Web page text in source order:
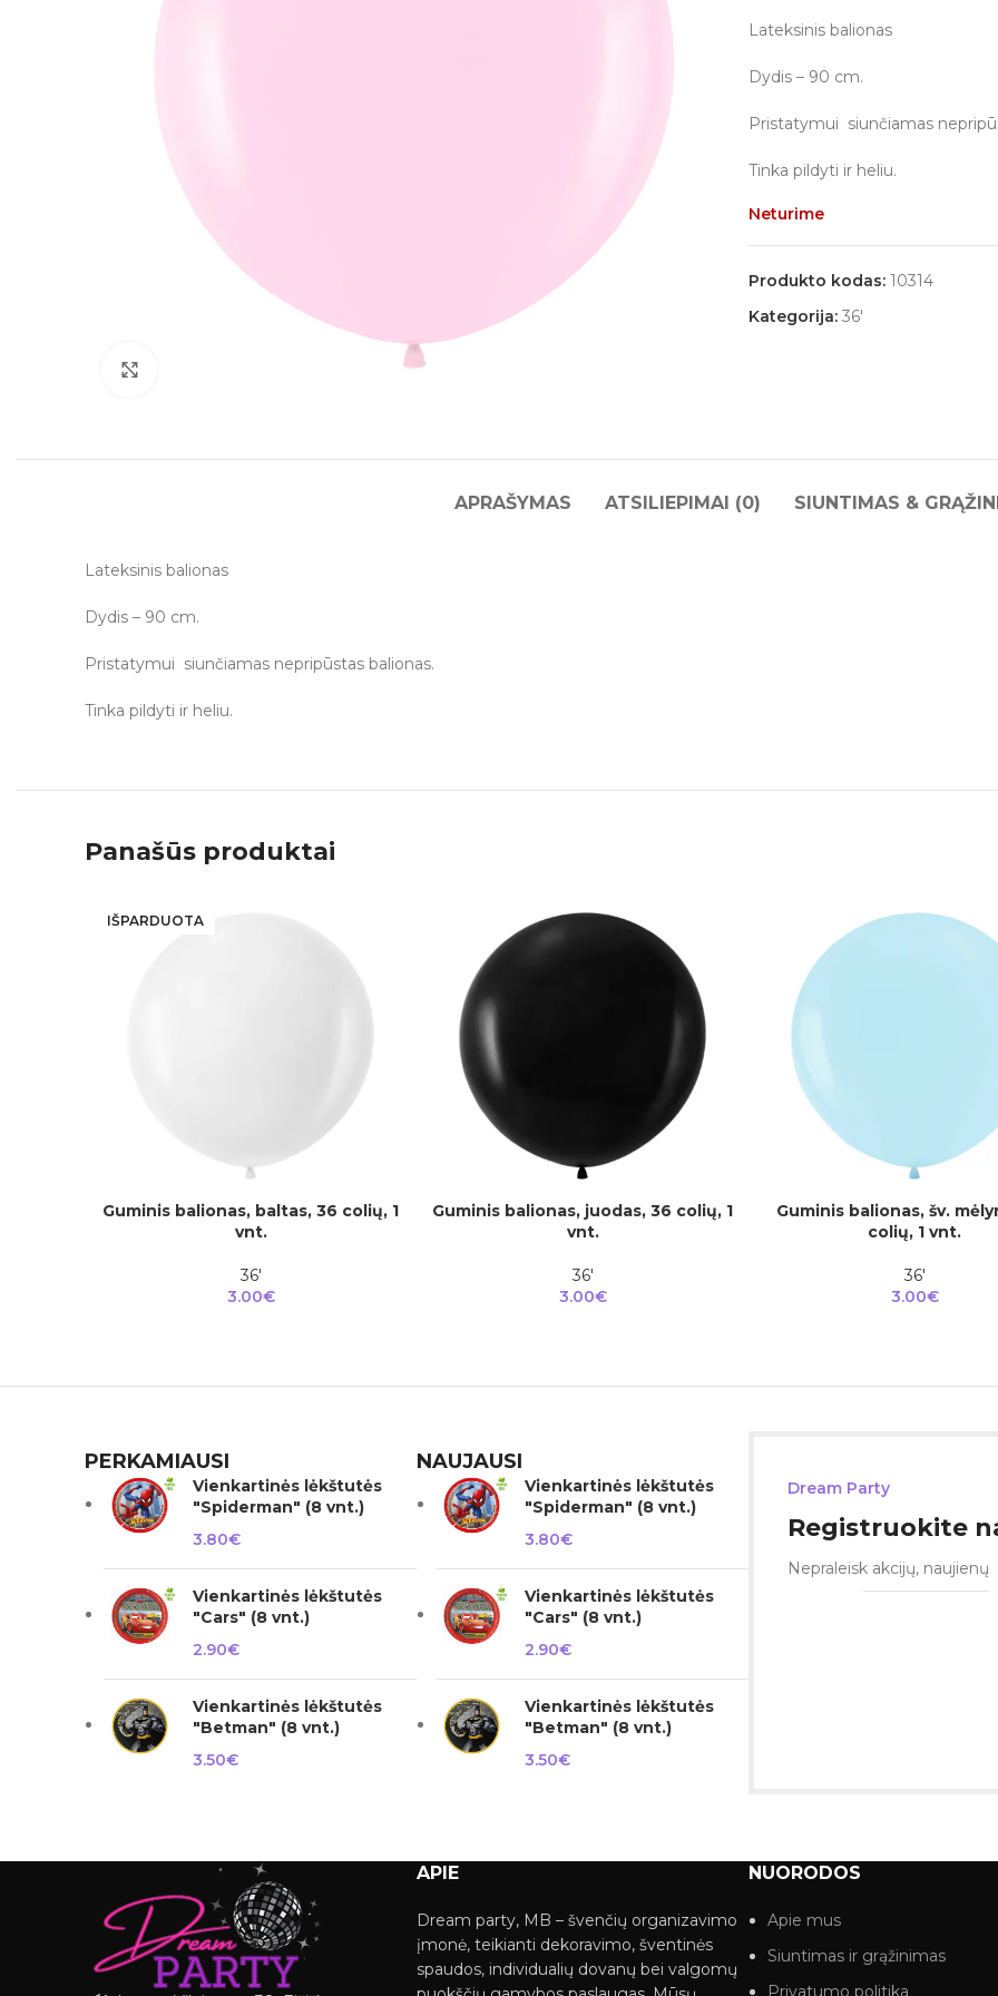
Lateksinis balionas
Dydis – 90 cm.
Pristatymui siunčiamas
Tinka pildyti ir heliu.
Neturime
Produkto kodas: 10314
Kategorija: 36'
APRAŠYMAS ATSILIEPIMAI (0) SIUNTIMAS &
Lateksinis balionas
Dydis – 90 cm.
Pristatymui siunčiamas nepripūstas balionas.
Tinka pildyti ir heliu.
Panašūs produktai
IŠPARDUOTA
DAUGIAU
Guminis balionas, baltas, 36 colių, 1
vnt.
36'
3.00€
Į KREPŠELĮ
Guminis balionas, juodas, 36 colių, 1
vnt.
36'
3.00€
Į KREPŠELĮ
Guminis balionas, šv.
colių, 1 vnt.
36'
3.00€
PERKAMIAUSI
Vienkartinės lėkštutės
"Spiderman" (8 vnt.)
3.80€
Vienkartinės lėkštutės
"Cars" (8 vnt.)
2.90€
Vienkartinės lėkštutės
"Betman" (8 vnt.)
3.50€
NAUJAUSI
Vienkartinės lėkštutės
"Spiderman" (8 vnt.)
3.80€
Vienkartinės lėkštutės
"Cars" (8 vnt.)
2.90€
Vienkartinės lėkštutės
"Betman" (8 vnt.)
3.50€
Dream Party
Registruokite
Nepraleisk akcijų, naujienų
APIE
Dream party, MB – švenčių organizavimo
įmonė, teikianti dekoravimo, šventinės
spaudos, individualių dovanų bei valgomų
NUORODOS
Apie mus
Siuntimas ir grąžinimas
Privatumo politika